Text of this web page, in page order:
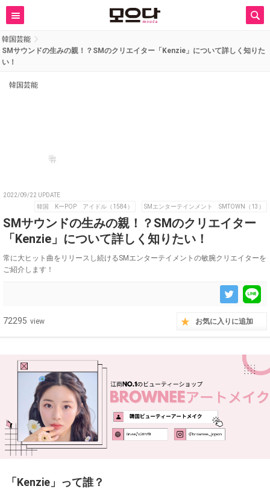
韓国芸能
SMサウンドの生みの親！？SMのクリエイター「Kenzie」について詳しく知りた
い！
韓国芸能
류
2022/09/22 UPDATE
韓国 KーPOP アイドル（1584）
SMエンターテインメント SMTOWN（13）
SMサウンドの生みの親！？SMのクリエイター
「Kenzie」について詳しく知りたい！
常に大ヒット曲をリリースし続けるSMエンターテイメントの敏腕クリエイターを
ご紹介します！
72295 view お気に入りに追加
「Kenzie」って誰？